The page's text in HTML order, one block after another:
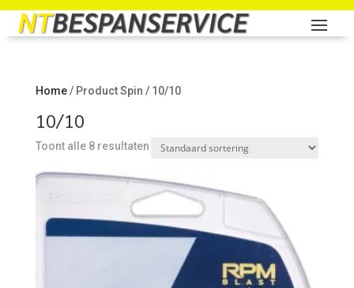
Home/ Product Spin / 10/10
10/10
Toont alle 8 resultaten